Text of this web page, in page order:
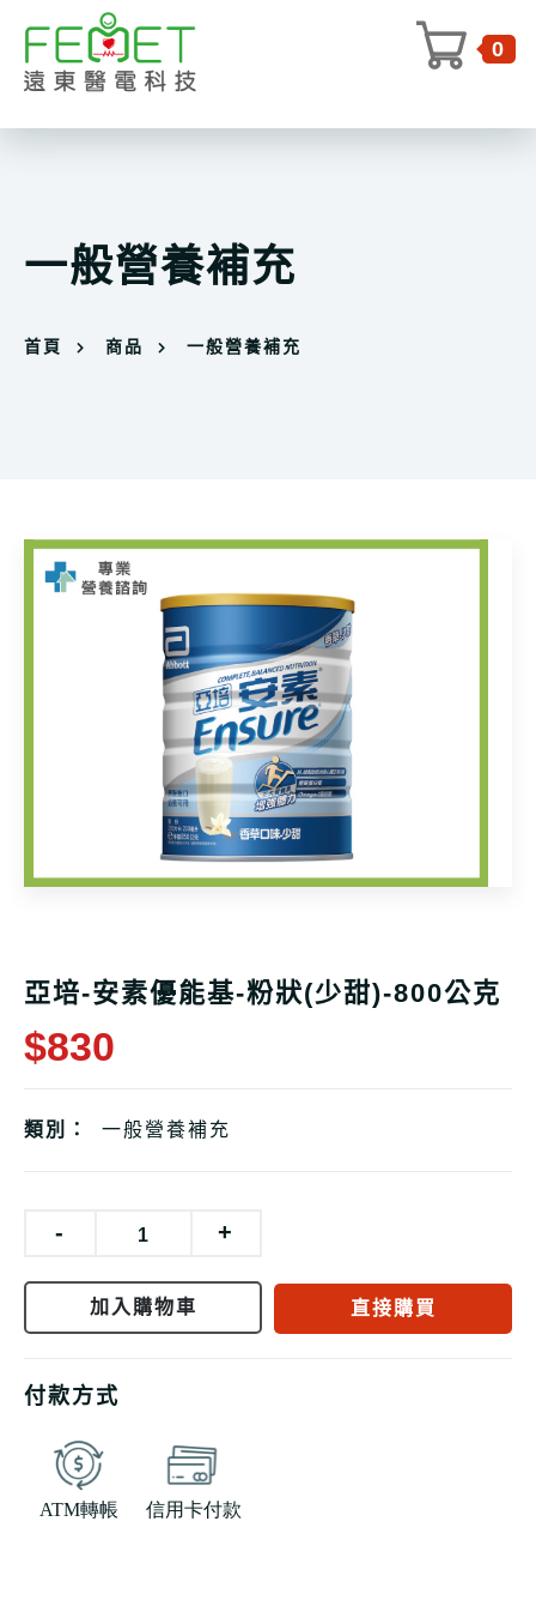
0
一般營養補充
首頁 商品 一般營養補充
亞培-安素優能基-粉狀(少甜)-800公克
$830
類別： 一般營養補充
- +
加入購物車 直接購買
付款方式